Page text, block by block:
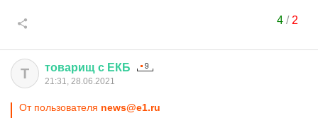
4/ 2
Т товарищ с ЕКБ
21:31, 28.06.2021
От пользователя news@e1.ru